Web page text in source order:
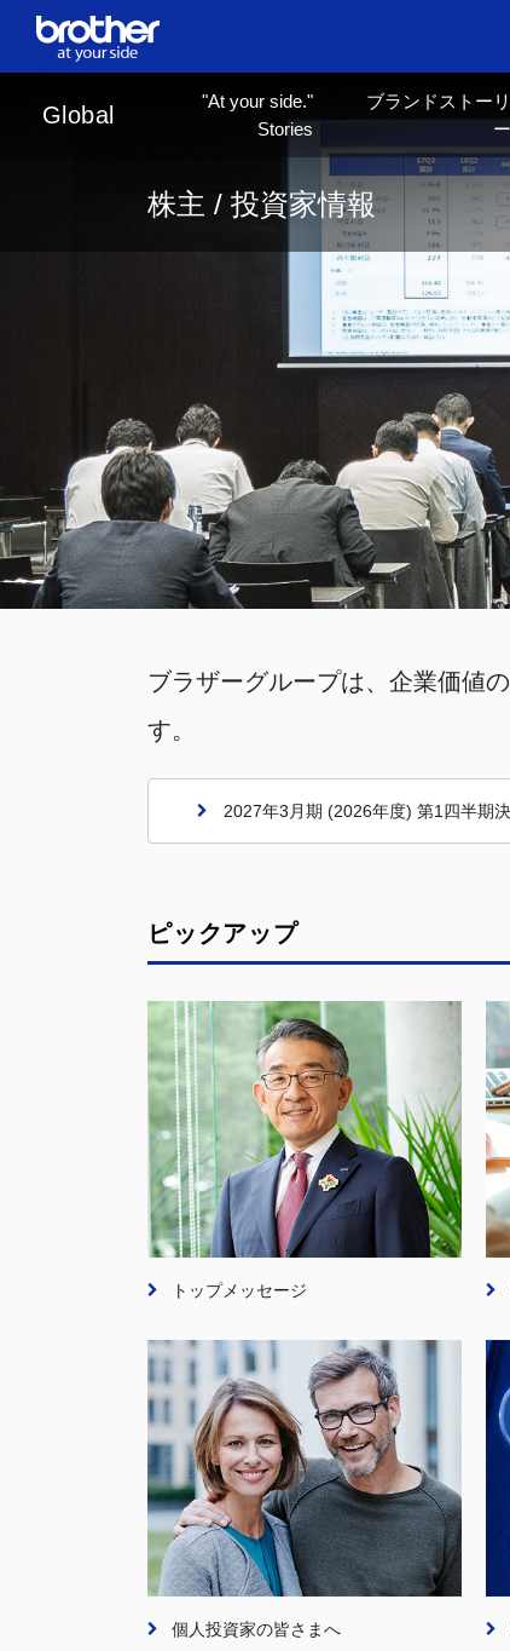
日本語
Global
"At your side."
Stories
ブランドストーリ
ー
株主 / 投資家情報
ブラザーグループは、企業価値
す。
2027年3月期 (2026年度) 第1四半期
ピックアップ
トップメッセージ
個人投資家の皆さまへ